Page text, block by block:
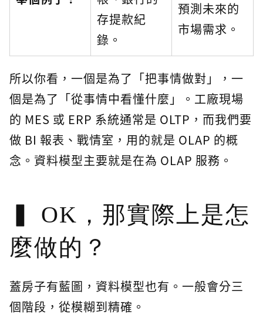
存提款紀
錄。
預測未來的
市場需求。
所以你看，一個是為了「把事情做對」，一
個是為了「從事情中看懂什麼」。工廠現場
的 MES 或 ERP 系統通常是 OLTP，而我們要
做 BI 報表、戰情室，用的就是 OLAP 的概
念。資料模型主要就是在為 OLAP 服務。
OK，那實際上是怎
麼做的？
蓋房子有藍圖，資料模型也有。一般會分三
個階段，從模糊到精確。